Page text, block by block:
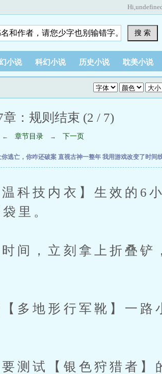
Hi,
搜 索
小说 科幻小说 历史小说 耽美小说
章：规则结束 (2 / 7)
← 章节目录 → 下一页
逃亡，你咋还破案 直视古神一整年 我用游戏改变了时间
技内衣】生效的6小
里。
，立刻拿上折叠铲
地形行军靴】一路
试【银色狩猎者】